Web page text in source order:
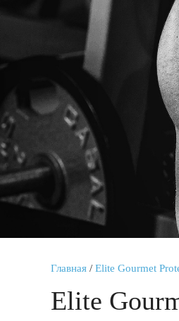
Главная / Elite Gourmet
Elite